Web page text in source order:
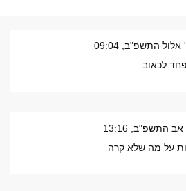
התשפ"ב, 09:04
לכאוב
התשפ"ב, 13:16
על מה שלא קרה